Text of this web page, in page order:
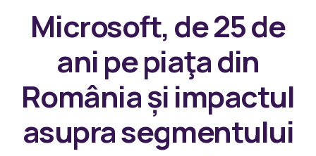
Microsoft, de 25 de
ani pe piaţa din
România și impactul
asupra segmentului